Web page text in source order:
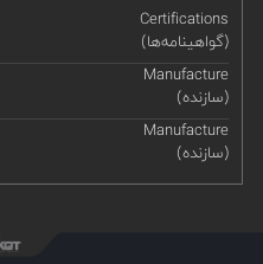
Certifications
(گواهینامه‌ها)
Manufacture
(سازنده)
Manufacture
(سازنده)